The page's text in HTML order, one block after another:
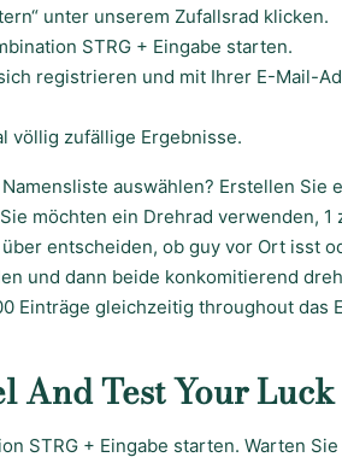
unter unserem Zufallsrad klicken.
STRG + Eingabe starten.
registrieren und mit Ihrer E-Mail-
völlig zufällige Ergebnisse.
auswählen? Erstellen Sie
möchten ein Drehrad verwenden,
entscheiden, ob guy vor Ort isst
und dann beide konkomitierend
Einträge gleichzeitig throughout das
And Test Your Luck
STRG + Eingabe starten. Warten